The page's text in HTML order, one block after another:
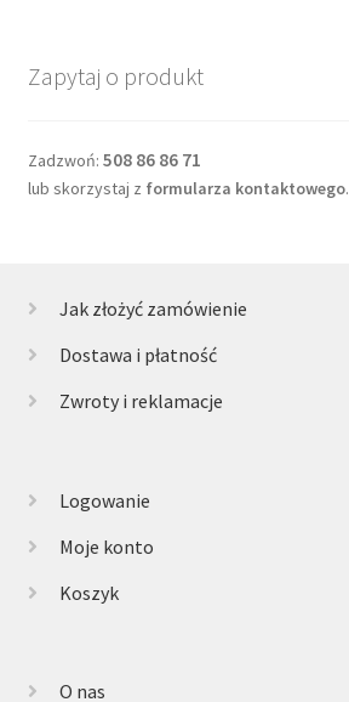
Zapytaj o produkt
Zadzwoń: 508 86 86 71
lub skorzystaj z formularza kontaktowego.
Jak złożyć zamówienie
Dostawa i płatność
Zwroty i reklamacje
Logowanie
Moje konto
Koszyk
O nas